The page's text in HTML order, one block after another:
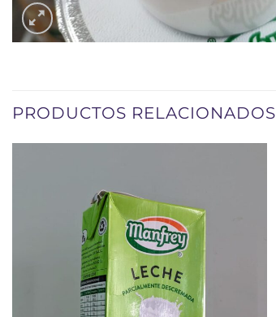
PRODUCTOS RELACIONADOS